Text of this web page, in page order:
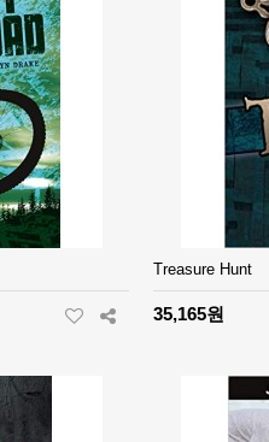
Treasure Hunt
35,165원